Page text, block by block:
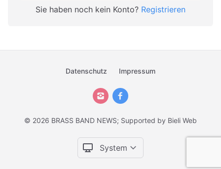
Sie haben noch kein Konto? Registrieren
Datenschutz Impressum
© 2026 BRASS BAND NEWS; Supported by Bieli Web